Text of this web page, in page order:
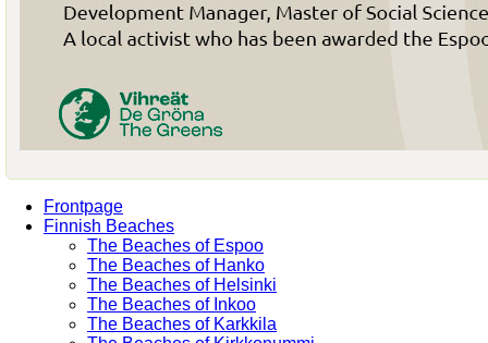
Frontpage
Finnish Beaches
The Beaches of Espoo
The Beaches of Hanko
The Beaches of Helsinki
The Beaches of Inkoo
The Beaches of Karkkila